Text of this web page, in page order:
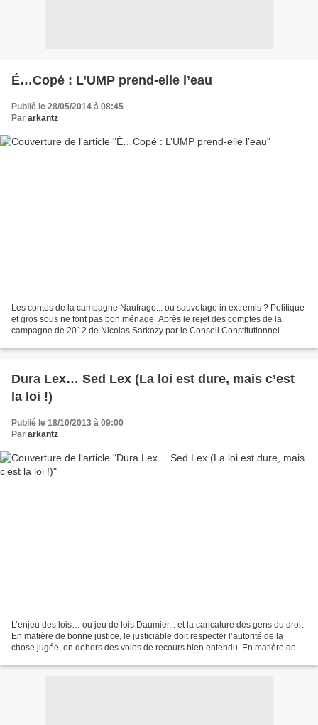
É…Copé : L’UMP prend-elle l’eau
Publié le 28/05/2014 à 08:45
Par arkantz
Les contes de la campagne Naufrage... ou sauvetage in extremis ? Politique
et gros sous ne font pas bon ménage. Après le rejet des comptes de la
campagne de 2012 de Nicolas Sarkozy par le Conseil Constitutionnel.
Dura Lex… Sed Lex (La loi est dure, mais c’est
la loi !)
Publié le 18/10/2013 à 09:00
Par arkantz
L’enjeu des lois… ou jeu de lois Daumier... et la caricature des gens du droit
En matière de bonne justice, le justiciable doit respecter l’autorité de la
chose jugée, en dehors des voies de recours bien entendu. En matière de